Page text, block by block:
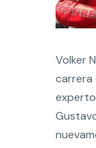
Volker
carrera